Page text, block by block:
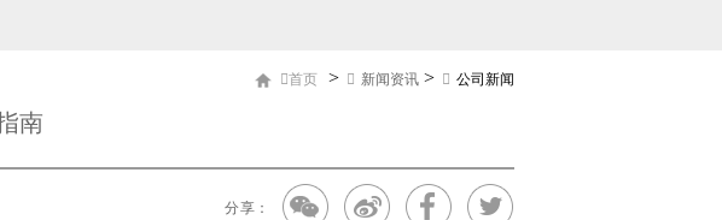
首页 > 新闻资讯 > 公司新闻
南
分享：